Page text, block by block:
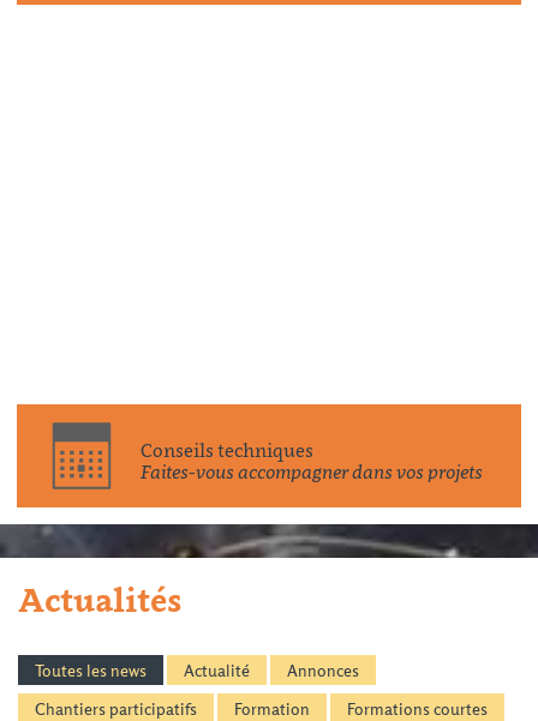
Conseils techniques
Faites-vous accompagner dans vos projets
Actualités
Toutes les news Actualité
Annonces
Chantiers participatifs
Formation
Formations courtes